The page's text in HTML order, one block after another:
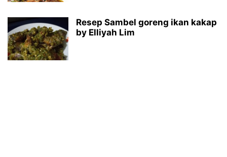
Resep Sambel goreng ikan kakap
by Elliyah Lim